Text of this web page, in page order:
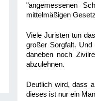
"angemessenen
mittelmäßigen
Viele Juristen tun
großer Sorgfalt.
daneben noch
abzulehnen.
Deutlich wird, dass
dieses ist nur ein